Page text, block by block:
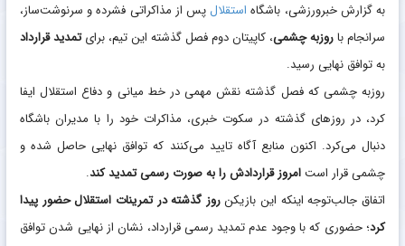
به گزارش خبرورزشی، باشگاه استقلال پس از مذاکراتی فشرده و سرنوشت‌ساز،
سرانجام باروزبه چشمی، کاپیتان دوم فصل گذشته این تیم، برایتمدید قرارداد
به توافق نهایی رسید.
روزبه چشمی که فصل گذشته نقش مهمی در خط میانی و دفاع استقلال ایفا
کرد، در روزهای گذشته در سکوت خبری، مذاکرات خود را با مدیران باشگاه
دنبال می‌کرد. اکنون منابع آگاه تایید می‌کنند که توافق نهایی حاصل شده و
چشمی قرار استامروز قراردادش را به صورت رسمی تمدید کند.
اتفاق جالب‌توجه اینکه این بازیکنروز گذشته در تمرینات استقلال حضور پیدا
کرد؛ حضوری که با وجود عدم تمدید رسمی قرارداد، نشان از نهایی شدن توافق